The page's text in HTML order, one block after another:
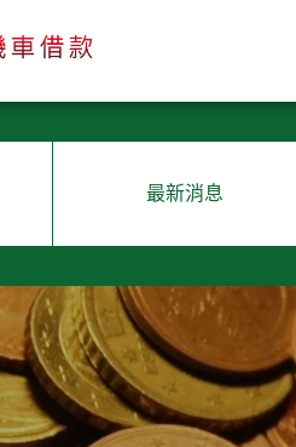
最新消息